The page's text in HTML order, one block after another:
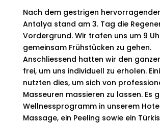
Nach dem gestrigen
Antalya stand am 3. Tag die
Vordergrund. Wir trafen uns um 9
gemeinsam Frühstücken zu gehen.
Anschliessend hatten wir den
frei, um uns individuell zu erholen.
nutzten dies, um sich von
Masseuren massieren zu lassen. Es
Wellnessprogramm in unserem
Massage, ein Peeling sowie ein